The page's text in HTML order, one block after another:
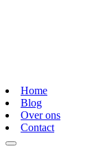
Home
Blog
Over ons
Contact